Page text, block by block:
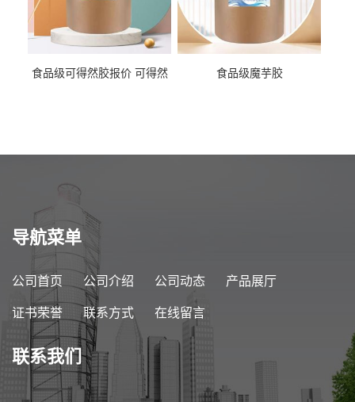
食品级可得然胶报价 可得然
食品级魔芋胶
导航菜单
公司首页 公司介绍 公司动态 产品展厅
证书荣誉 联系方式 在线留言
联系我们